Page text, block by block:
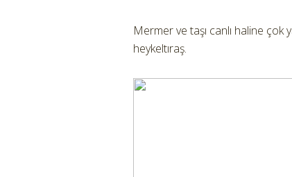
Mermer ve taşı canlı haline çok
heykeltıraş.